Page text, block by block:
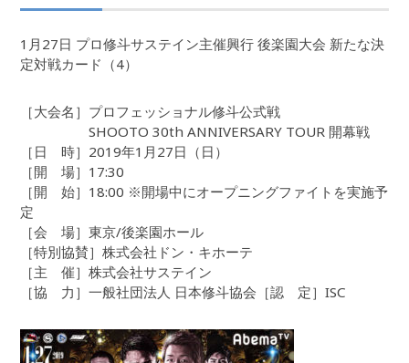
1月27日 プロ修斗サステイン主催興行 後楽園大会 新たな決
定対戦カード（4）
［大会名］プロフェッショナル修斗公式戦
SHOOTO 30th ANNIVERSARY TOUR 開幕戦
［日 時］2019年1月27日（日）
［開 場］17:30
［開 始］18:00 ※開場中にオープニングファイトを実施予
定
［会 場］東京/後楽園ホール
［特別協賛］株式会社ドン・キホーテ
［主 催］株式会社サステイン
［協 力］一般社団法人 日本修斗協会［認 定］ISC